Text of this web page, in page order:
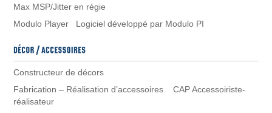
Max MSP/Jitter en régie
Modulo Player Logiciel développé par Modulo PI
Constructeur de décors
Fabrication – Réalisation d’accessoires CAP Accessoiriste-
réalisateur